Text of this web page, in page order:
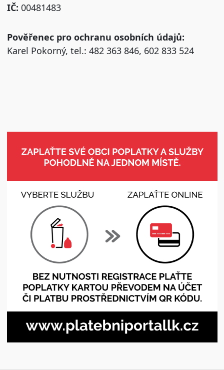
IČ: 00481483
Pověřenec pro ochranu osobních údajů:
Karel Pokorný, tel.: 482 363 846, 602 833 524